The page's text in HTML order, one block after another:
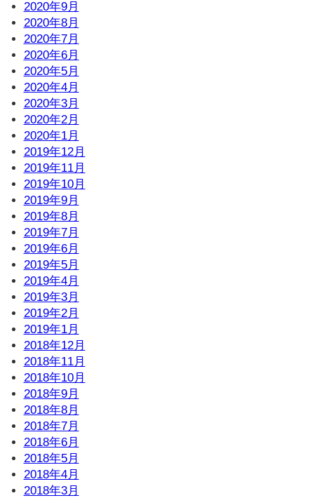
2020年9月
2020年8月
2020年7月
2020年6月
2020年5月
2020年4月
2020年3月
2020年2月
2020年1月
2019年12月
2019年11月
2019年10月
2019年9月
2019年8月
2019年7月
2019年6月
2019年5月
2019年4月
2019年3月
2019年2月
2019年1月
2018年12月
2018年11月
2018年10月
2018年9月
2018年8月
2018年7月
2018年6月
2018年5月
2018年4月
2018年3月